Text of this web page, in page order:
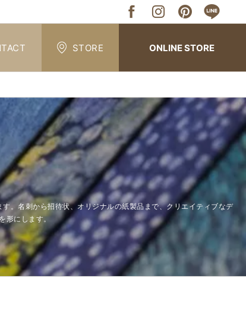
STORE ONLINE STORE
。名刺から招待状、オリジナルの紙製品まで、クリエイティブなデ
形にします。